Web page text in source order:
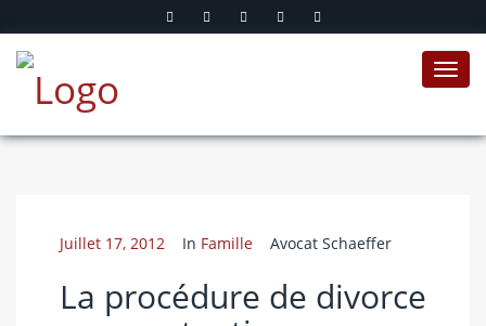
Juillet 17, 2012 In Famille Avocat Schaeffer
La procédure de divorce